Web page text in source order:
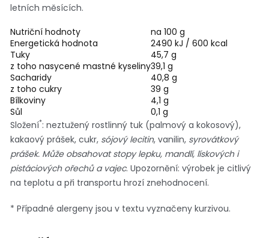
letních měsících.
Nutriční hodnoty
na 100 g
Energetická hodnota
2490 kJ / 600 kcal
Tuky
45,7 g
z toho nasycené mastné kyseliny39,1 g
Sacharidy
40,8 g
z toho cukry
39 g
Bílkoviny
4,1 g
Sůl
0,1 g
Složení*: neztužený rostlinný tuk (palmový a kokosový),
kakaový prášek, cukr, sójový lecitin, vanilin, syrovátkový
prášek. Může obsahovat stopy lepku, mandlí, lískových i
pistáciových ořechů a vajec. Upozornění: výrobek je citlivý
na teplotu a při transportu hrozí znehodnocení.
* Případné alergeny jsou v textu vyznačeny kurzivou.